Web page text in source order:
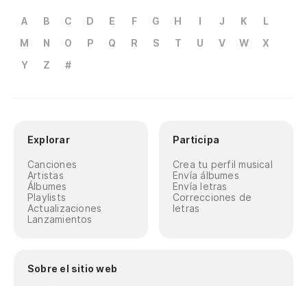
A B C D E F G H I J K
L
M
N O P Q R S T U V W
X
Y
Z #
Explorar
Canciones
Artistas
Álbumes
Playlists
Actualizaciones
Lanzamientos
Participa
Crea tu perfil musical
Envía álbumes
Envía letras
Correcciones de
letras
Sobre el sitio web